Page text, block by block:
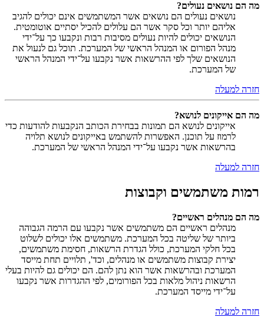
מה הם נושאים נעולים?
נושאים נעולים הם נושאים אשר המשתמשים אינם יכולים להגיב
אליהם יותר וכל סקר אשר הם עלולים להכיל יסתיים אוטומטית.
הנושאים יכולים להיות נעולים מסיבות רבות ונקבעו כך על־ידי
מנהל הפורום או המנהל הראשי של המערכת. תוכל גם לנעול את
הנושאים שלך לפי ההרשאות אשר נקבעו על־ידי המנהל הראשי
של המערכת.
חזרה למעלה
מה הם אייקונים לנושא?
אייקונים לנושא הם תמונות בבחירת הכותב הנקבעות להודעות כדי
לרמוז על תוכנן. האפשרות להשתמש באייקונים לנושא תלויה
בהרשאות אשר נקבעו על־ידי המנהל הראשי של המערכת.
חזרה למעלה
רמות משתמשים וקבוצות
מה הם מנהלים ראשיים?
מנהלים ראשיים הם משתמשים אשר נקבעו עם הרמה הגבוהה
ביותר של שליטה בכל המערכת. משתמשים אלו יכולים לשלוט
בכל חלקי המערכת, כולל הגדרת הרשאות, חסימת משתמשים,
יצירת קבוצות משתמשים או מנהלים, וכד', תלויים תחת מייסד
המערכת ובהרשאות אשר הוא נתן להם. הם יכולים גם להיות בעלי
הרשאות ניהול מלאות בכל הפורומים, לפי ההגדרות אשר נקבעו
על־ידי מייסד המערכת.
חזרה למעלה